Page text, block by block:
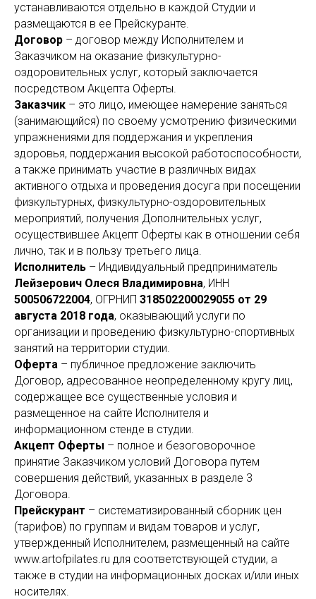
устанавливаются отдельно в каждой Студии и
размещаются в ее Прейскуранте.
Договор – договор между Исполнителем и
Заказчиком на оказание физкультурно-
оздоровительных услуг, который заключается
посредством Акцепта Оферты.
Заказчик – это лицо, имеющее намерение заняться
(занимающийся) по своему усмотрению физическими
упражнениями для поддержания и укрепления
здоровья, поддержания высокой работоспособности,
а также принимать участие в различных видах
активного отдыха и проведения досуга при посещении
физкультурных, физкультурно-оздоровительных
мероприятий, получения Дополнительных услуг,
осуществившее Акцепт Оферты как в отношении себя
лично, так и в пользу третьего лица.
Исполнитель – Индивидуальный предприниматель
Лейзерович Олеся Владимировна, ИНН
500506722004, ОГРНИП 318502200029055 от 29
августа 2018 года, оказывающий услуги по
организации и проведению физкультурно-спортивных
занятий на территории студии.
Оферта – публичное предложение заключить
Договор, адресованное неопределенному кругу лиц,
содержащее все существенные условия и
размещенное на сайте Исполнителя и
информационном стенде в студии.
Акцепт Оферты – полное и безоговорочное
принятие Заказчиком условий Договора путем
совершения действий, указанных в разделе 3
Договора.
Прейскурант – систематизированный сборник цен
(тарифов) по группам и видам товаров и услуг,
утвержденный Исполнителем, размещенный на сайте
www.artofpilates.ru для соответствующей студии, а
также в студии на информационных досках и/или иных
носителях.